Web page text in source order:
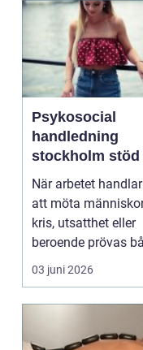
Psykosocial
handledning
stockholm stöd för
hållbart arbete
med människor
När arbetet
att möta
kris, utsatthet eller
beroende prövas
yrkesrollen o...
03 juni 2026